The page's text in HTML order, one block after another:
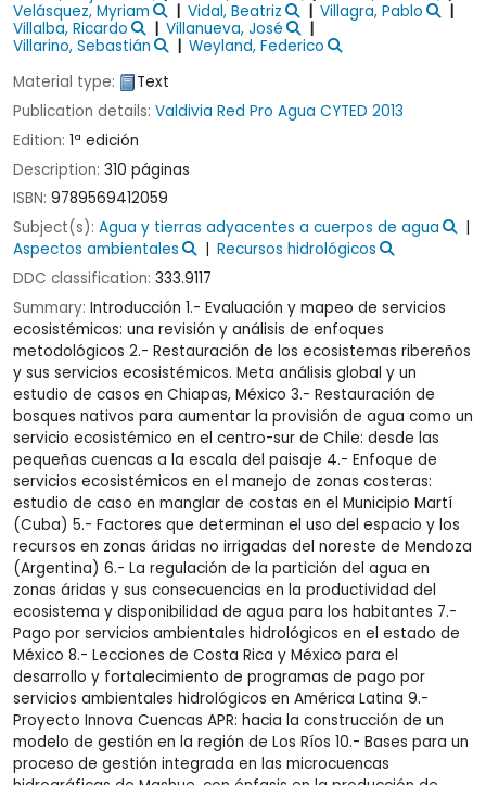
Velásquez, Myriam
Vidal, Beatriz
Villagra, Pablo
Villalba, Ricardo
Villanueva, José
Villarino, Sebastián
Weyland, Federico
Material type:
Text
Publication details: Valdivia Red Pro Agua CYTED 2013
Edition: 1ª edición
Description: 310 páginas
ISBN: 9789569412059
Subject(s): Agua y tierras adyacentes a cuerpos de agua
Aspectos ambientales
Recursos hidrológicos
DDC classification: 333.9117
Summary: Introducción 1.- Evaluación y mapeo de servicios
ecosistémicos: una revisión y análisis de enfoques
metodológicos 2.- Restauración de los ecosistemas ribereños
y sus servicios ecosistémicos. Meta análisis global y un
estudio de casos en Chiapas, México 3.- Restauración de
bosques nativos para aumentar la provisión de agua como un
servicio ecosistémico en el centro-sur de Chile: desde las
pequeñas cuencas a la escala del paisaje 4.- Enfoque de
servicios ecosistémicos en el manejo de zonas costeras:
estudio de caso en manglar de costas en el Municipio Martí
(Cuba) 5.- Factores que determinan el uso del espacio y los
recursos en zonas áridas no irrigadas del noreste de Mendoza
(Argentina) 6.- La regulación de la partición del agua en
zonas áridas y sus consecuencias en la productividad del
ecosistema y disponibilidad de agua para los habitantes 7.-
Pago por servicios ambientales hidrológicos en el estado de
México 8.- Lecciones de Costa Rica y México para el
desarrollo y fortalecimiento de programas de pago por
servicios ambientales hidrológicos en América Latina 9.-
Proyecto Innova Cuencas APR: hacia la construcción de un
modelo de gestión en la región de Los Ríos 10.- Bases para un
proceso de gestión integrada en las microcuencas